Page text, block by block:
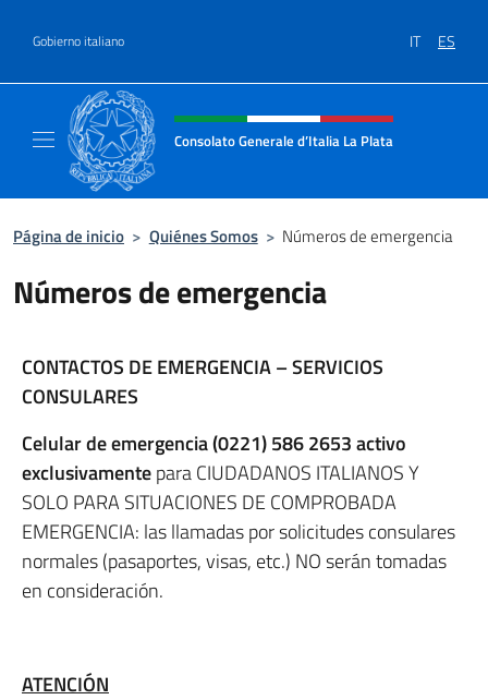
Gobierno italiano IT ES
Encabezado del sitio web,
Consolato Generale d’Italia La Plata
Página de inicio > Quiénes Somos > Números de emergencia
Números de emergencia
CONTACTOS DE EMERGENCIA – SERVICIOS
CONSULARES
Celular de emergencia (0221) 586 2653 activo
exclusivamentepara CIUDADANOS ITALIANOS Y
SOLO PARA SITUACIONES DE COMPROBADA
EMERGENCIA: las llamadas por solicitudes consulares
normales (pasaportes, visas, etc.) NO serán tomadas
en consideración.
ATENCIÓN